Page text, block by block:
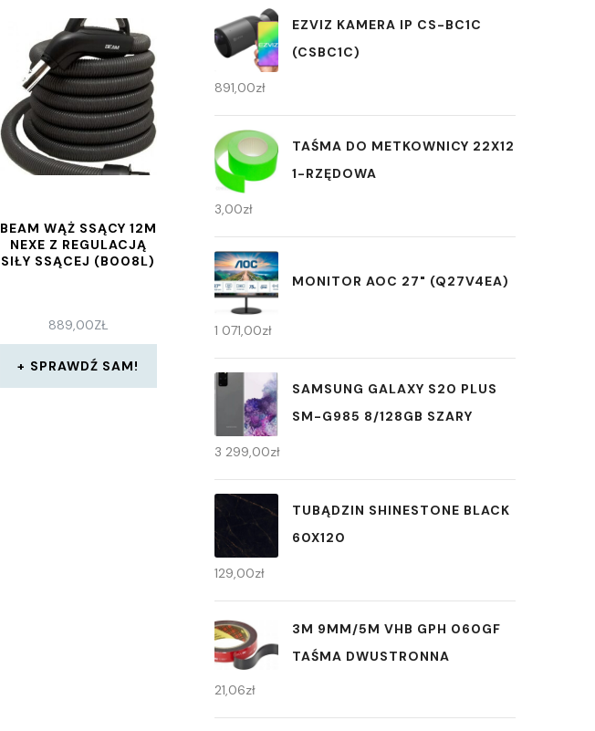
BEAM WĄŻ SSĄCY 12M
NEXE Z REGULACJĄ
SIŁY SSĄCEJ (B008L)
889,00ZŁ
SPRAWDŹ SAM!
EZVIZ KAMERA IP CS-BC1C
(CSBC1C)
891,00zł
TAŚMA DO METKOWNICY 22X12
1-RZĘDOWA
3,00zł
MONITOR AOC 27" (Q27V4EA)
1 071,00zł
SAMSUNG GALAXY S20 PLUS
SM-G985 8/128GB SZARY
3 299,00zł
TUBĄDZIN SHINESTONE BLACK
60X120
129,00zł
3M 9MM/5M VHB GPH 060GF
TAŚMA DWUSTRONNA
21,06zł